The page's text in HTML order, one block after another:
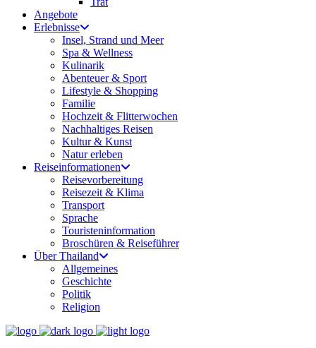
Angebote
Erlebnisse
Insel, Strand und Meer
Spa & Wellness
Kulinarik
Abenteuer & Sport
Lifestyle & Shopping
Familie
Hochzeit & Flitterwochen
Nachhaltiges Reisen
Kultur & Kunst
Natur erleben
Reiseinformationen
Reisevorbereitung
Reisezeit & Klima
Transport
Sprache
Touristeninformation
Broschüren & Reiseführer
Über Thailand
Allgemeines
Geschichte
Politik
Religion